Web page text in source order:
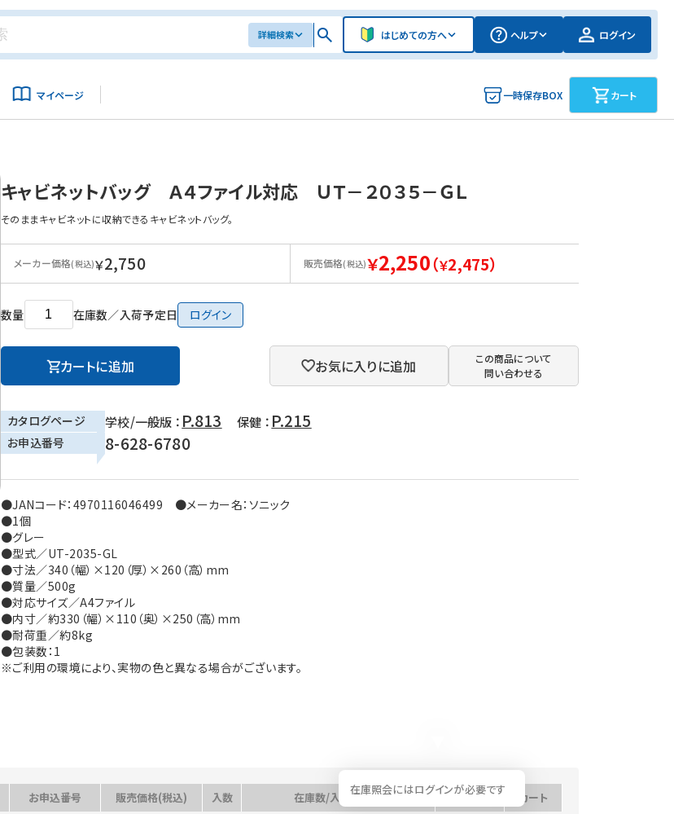
詳細検索 はじめての方へ ヘルプ ログイン
マイページ 一時保存BOX カート
キャビネットバッグ Ａ４ファイル対応 ＵＴ－２０３５－ＧＬ
そのままキャビネットに収納できるキャビネットバッグ。
メーカー価格(税込)￥2,750 販売価格(税込)￥2,250（￥2,475）
数量 在庫数／入荷予定日 ログイン
カートに追加 お気に入りに追加
この商品について
問い合わせる
カタログページ 学校/一般版 ： P.813 保健 ： P.215
お申込番号 8-628-6780
●JANコード：4970116046499 ●メーカー名：ソニック
●1個
●グレー
●型式／UT-2035-GL
●寸法／340（幅）×120（厚）×260（高）mm
●質量／500g
●対応サイズ／A4ファイル
●内寸／約330（幅）×110（奥）×250（高）mm
●耐荷重／約8kg
●包装数：1
※ご利用の環境により、実物の色と異なる場合がございます。
お申込番号 販売価格(税込) 入数 在庫数/入荷予定日
在庫照会にはログインが必要です
数量 カート